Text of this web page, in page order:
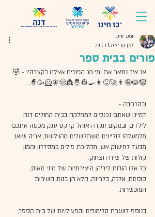
פורים בבית ספר
Ofir Dor
זמן קריאה 1 דקות
אז איך נתאר את ימי חג הפורים אצלנו בקצרה? - 🤣
🤡😹🤪👨‍🚀😝👩‍🍳👷🤴👸🤠🧚🦸🥳🧙.
ובהרחבה -
דמיינו שאתם נכנסים למחלקה בבית החולים דנה
לילדים, ובמקום תקרה אוהל קרקס ענק מכסה אתכם
מלמעלה! לוליינים משתלשלים מהוילונות, אריה שואג
מבעד לחישוק אש, תהלוכת פילים במסדרון והמון
קולות של שירה וצחוק.
כל אלו הודות לידיהן היצירתיות של מיני מאוס,
קוסמת, אלזה, בלרינה, הלא הן בנות השירות
המוכשרות.
בנוסף לשגרת הלימודים והפעילויות של בית הספר,